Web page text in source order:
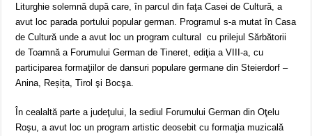
Liturghie solemnă după care, în parcul din faţa Casei de Cultură, a
avut loc parada portului popular german. Programul s-a mutat în Casa
de Cultură unde a avut loc un program cultural cu prilejul Sărbătorii
de Toamnă a Forumului German de Tineret, ediţia a VIII-a, cu
participarea formaţiilor de dansuri populare germane din Steierdorf –
Anina, Reșița, Tirol şi Bocşa.
În cealaltă parte a judeţului, la sediul Forumului German din Oţelu
Roşu, a avut loc un program artistic deosebit cu formaţia muzicală